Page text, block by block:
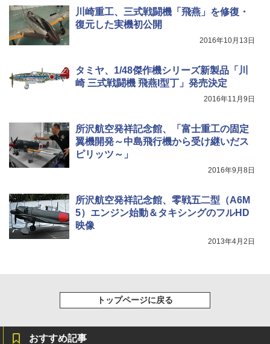
川崎重工、三式戦闘機「飛燕」を修復・
復元した実機初公開
2016年10月13日
タミヤ、1/48傑作機シリーズ新製品「川
崎 三式戦闘機 飛燕I型丁」発売決定
2016年11月9日
所沢航空発祥記念館、「富士重工の固定
翼機開発～中島飛行機から受け継いだス
ピリッツ～」
2016年9月8日
所沢航空発祥記念館、零戦五二型（A6M
5）エンジン始動＆タキシングのフルHD
映像
2013年4月2日
トップページに戻る
おすすめ記事